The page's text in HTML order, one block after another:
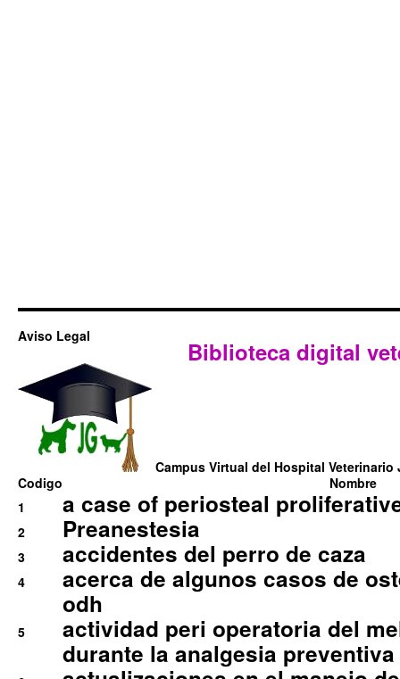
Aviso Legal
Biblioteca digital
Campus Virtual del Hospital Veterinario
Codigo
Nombre
1
a case of periosteal
2 Preanestesia
3 accidentes del perro de caza
4
acerca de algunos casos de
odh
5
actividad peri operatoria del
durante la analgesia